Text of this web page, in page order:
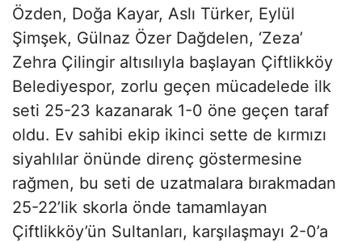
Özden, Doğa Kayar, Aslı Türker, Eylül
Şimşek, Gülnaz Özer Dağdelen, ‘Zeza’
Zehra Çilingir altısılıyla başlayan Çiftlikköy
Belediyespor, zorlu geçen mücadelede ilk
seti 25-23 kazanarak 1-0 öne geçen taraf
oldu. Ev sahibi ekip ikinci sette de kırmızı
siyahlılar önünde direnç göstermesine
rağmen, bu seti de uzatmalara bırakmadan
25-22’lik skorla önde tamamlayan
Çiftlikköy’ün Sultanları, karşılaşmayı 2-0’a